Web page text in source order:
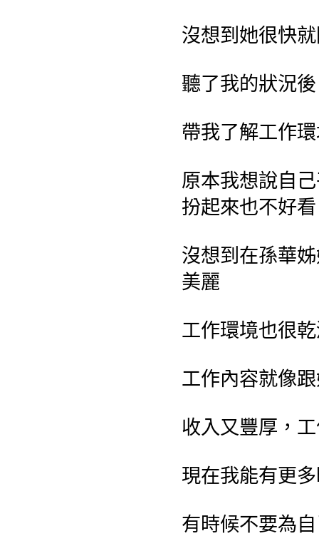
沒想到她很快
聽了我的狀況
帶我了解工作
原本我想說自
扮起來也不好看
沒想到在孫華
美麗
工作環境也很
工作內容就像
收入又豐厚，
現在我能有更
有時候不要為